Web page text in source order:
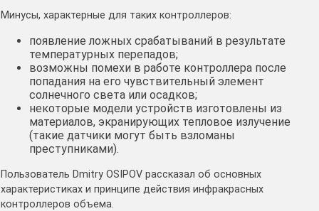
Минусы, характерные для таких контроллеров:
появление ложных срабатываний в результате
температурных перепадов;
возможны помехи в работе контроллера после
попадания на его чувствительный элемент
солнечного света или осадков;
некоторые модели устройств изготовлены из
материалов, экранирующих тепловое излучение
(такие датчики могут быть взломаны
преступниками).
Пользователь Dmitry OSIPOV рассказал об основных
характеристиках и принципе действия инфракрасных
контроллеров объема.